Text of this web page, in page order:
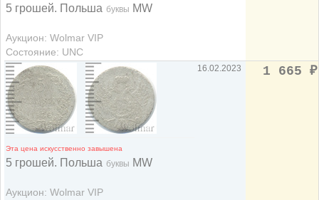
5 грошей. Польша буквы MW
Аукцион: Wolmar VIP
Состояние: UNC
Эта цена искусственно завышена
5 грошей. Польша буквы MW
Аукцион: Wolmar VIP
16.02.2023 1 665 ₽